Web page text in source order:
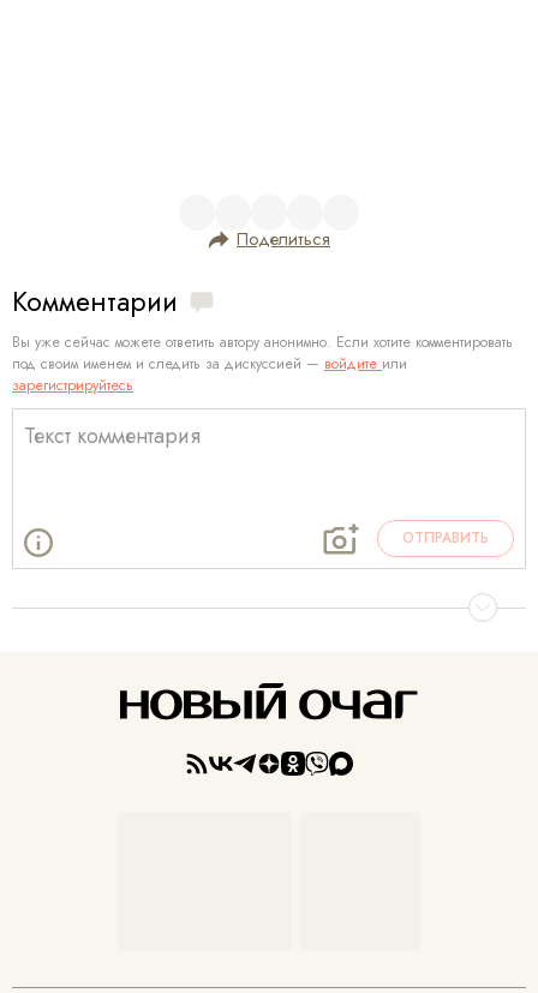
Поделиться
Комментарии
Вы уже сейчас можете ответить автору анонимно. Если хотите комментировать
под своим именем и следить за дискуссией — войдите или
зарегистрируйтесь
ОТПРАВИТЬ